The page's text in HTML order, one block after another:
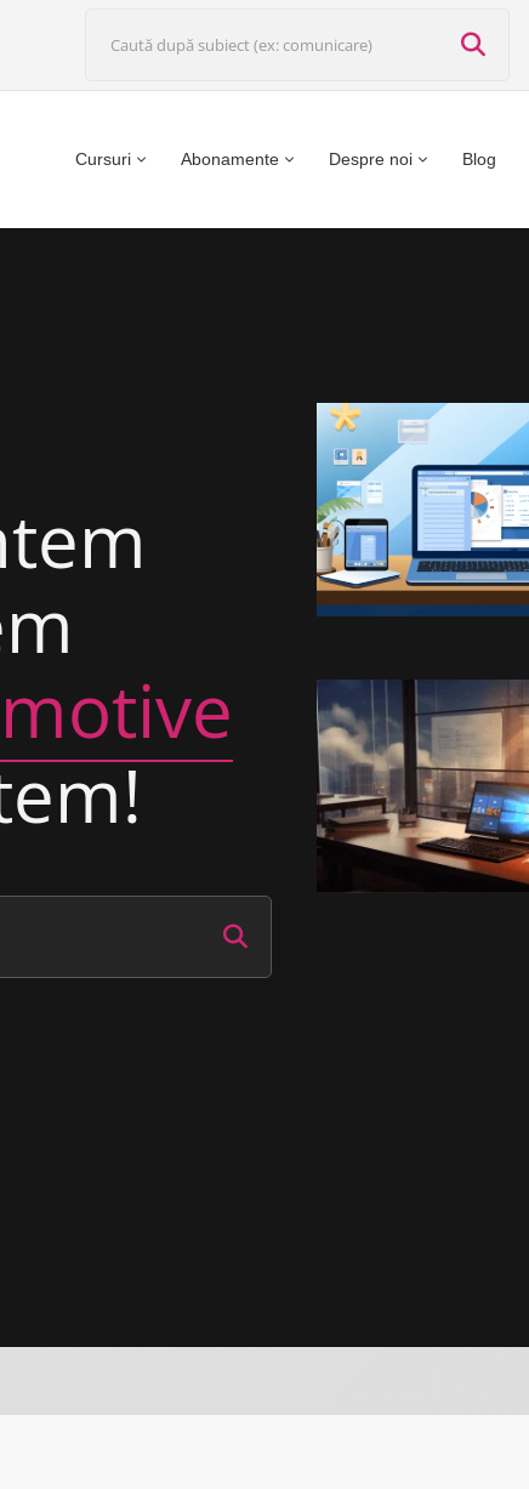
Cursuri Abonamente Despre noi Blog